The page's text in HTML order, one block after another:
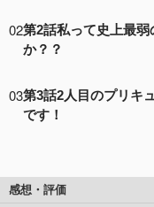
リキュアと戦って
こでキュアムーン
を託します。その
きた内気な女の子
02第2話私って史上最
か？？
ロッサムと名乗り
サソリーナもビッ
をしすぎて怖がっ
なかったり、ドジ
ション
03第3話2人目のプリキ
です！
たりは仲良く学校
そのとき、えりか
感想・評価